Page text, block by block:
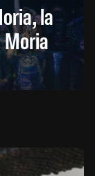
la
Moria